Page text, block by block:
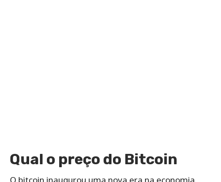
Qual o preço do Bitcoin
O bitcoin inaugurou uma nova era na economia